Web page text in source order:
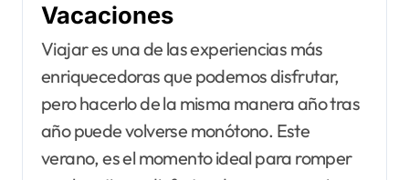
Vacaciones
Viajar es una de las experiencias más
enriquecedoras que podemos disfrutar,
pero hacerlo de la misma manera año tras
año puede volverse monótono. Este
verano, es el momento ideal para romper